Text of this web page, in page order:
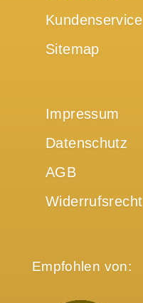
Kundenservice
Sitemap
Impressum
Datenschutz
AGB
Widerrufsrecht
Empfohlen von: